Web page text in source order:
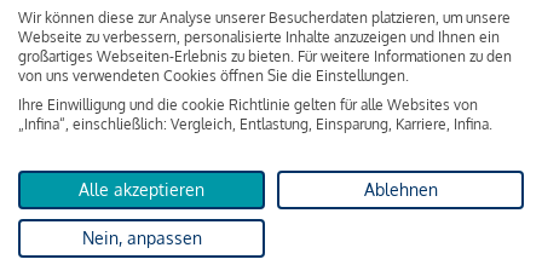
Wir können diese zur Analyse unserer Besucherdaten platzieren, um unsere
Webseite zu verbessern, personalisierte Inhalte anzuzeigen und Ihnen ein
großartiges Webseiten-Erlebnis zu bieten. Für weitere Informationen zu den
von uns verwendeten Cookies öffnen Sie die Einstellungen.
Ihre Einwilligung und die cookie Richtlinie gelten für alle Websites von
„Infina“, einschließlich: Vergleich, Entlastung, Einsparung, Karriere, Infina.
Alle akzeptieren Ablehnen
Nein, anpassen